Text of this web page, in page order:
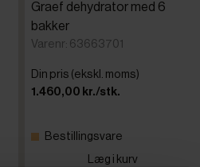
Graef dehydrator med 6
bakker
Varenr: 63663701
Din pris (ekskl. moms)
1.460,00 kr./stk.
Bestillingsvare
Læg i kurv